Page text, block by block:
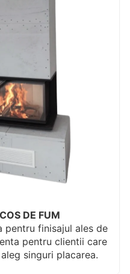
DE FUM
pentru finisajul ales de
pentru clientii care
singuri placarea.